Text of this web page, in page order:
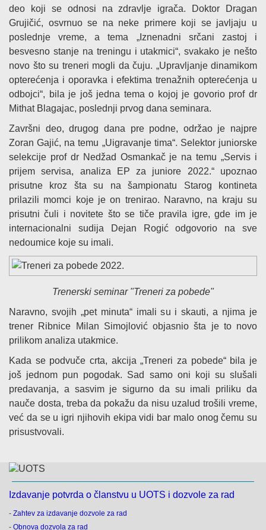
deo koji se odnosi na zdravlje igrača. Doktor Dragan
Grujičić, osvrnuo se na neke primere koji se javljaju u
poslednje vreme, a tema „Iznenadni srčani zastoj i
besvesno stanje na treningu i utakmici“, svakako je nešto
novo što su treneri mogli da čuju. „Upravljanje dinamikom
opterećenja i oporavka i efektima trenažnih opterećenja u
odbojci“, bila je još jedna tema o kojoj je govorio prof dr
Mithat Blagajac, poslednji prvog dana seminara.
Završni deo, drugog dana pre podne, održao je najpre
Zoran Gajić, na temu „Uigravanje tima“. Selektor juniorske
selekcije prof dr Nedžad Osmankač je na temu „Servis i
prijem servisa, analiza EP za juniore 2022.“ upoznao
prisutne kroz šta su na šampionatu Starog kontineta
prilazili momci koje je on trenirao. Naravno, na kraju su
prisutni čuli i novitete što se tiče pravila igre, gde im je
internacionalni sudija Dejan Rogić odgovorio na sve
nedoumice koje su imali.
Trenerski seminar "Treneri za pobede"
Naravno, svojih „pet minuta“ imali su i skauti, a njima je
trener Ribnice Milan Simojlović objasnio šta je to novo
prilikom analiza utakmice.
Kada se podvuče crta, akcija „Treneri za pobede“ bila je
još jednom pun pogodak. Sad samo oni koji su slušali
predavanja, a sasvim je sigurno da su imali priliku da
nauče dosta, treba da pokažu da nisu uzalud trošili vreme,
već da se u igri njihovih ekipa vidi bar malo onog čemu su
prisustvovali.
Izdavanje potvrda o članstvu u UOTS i dozvole za rad
- Zahtev za izdavanje dozvole za rad
- Obnova dozvola za rad